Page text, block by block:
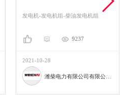
发电机-发电机组-柴油发电机组
9237
2021-10-28
潍柴电力有限公司有限公司。